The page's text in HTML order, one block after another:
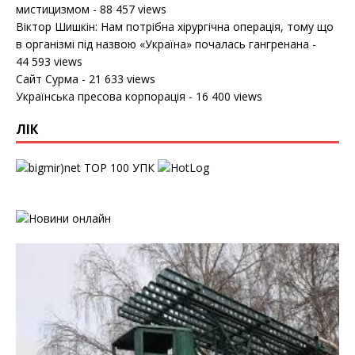
мистицизмом - 88 457 views
Віктор Шишкін: Нам потрібна хірургічна операція, тому що
в організмі під назвою «Україна» почалась гангренана -
44 593 views
Сайт Сурма - 21 633 views
Українська пресова корпорація - 16 400 views
ЛІК
УПК